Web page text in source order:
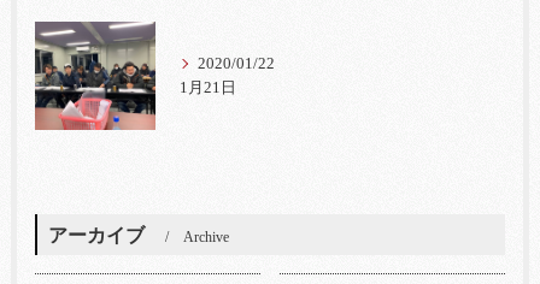
2020/01/22
1月21日
アーカイブ Archive